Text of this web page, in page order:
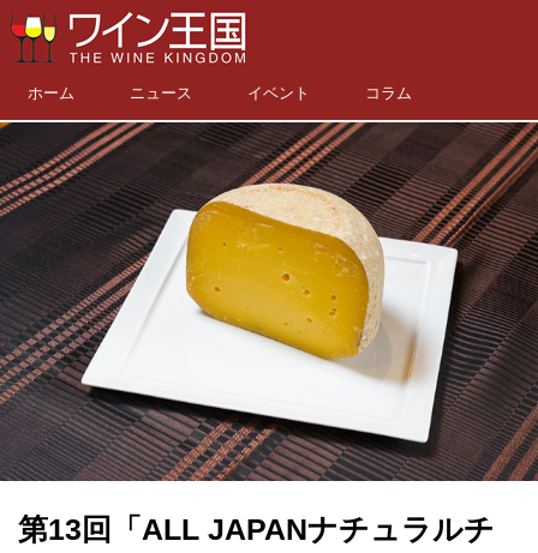
ホーム ニュース イベント コラム
第13回「ALL JAPANナチュラルチ